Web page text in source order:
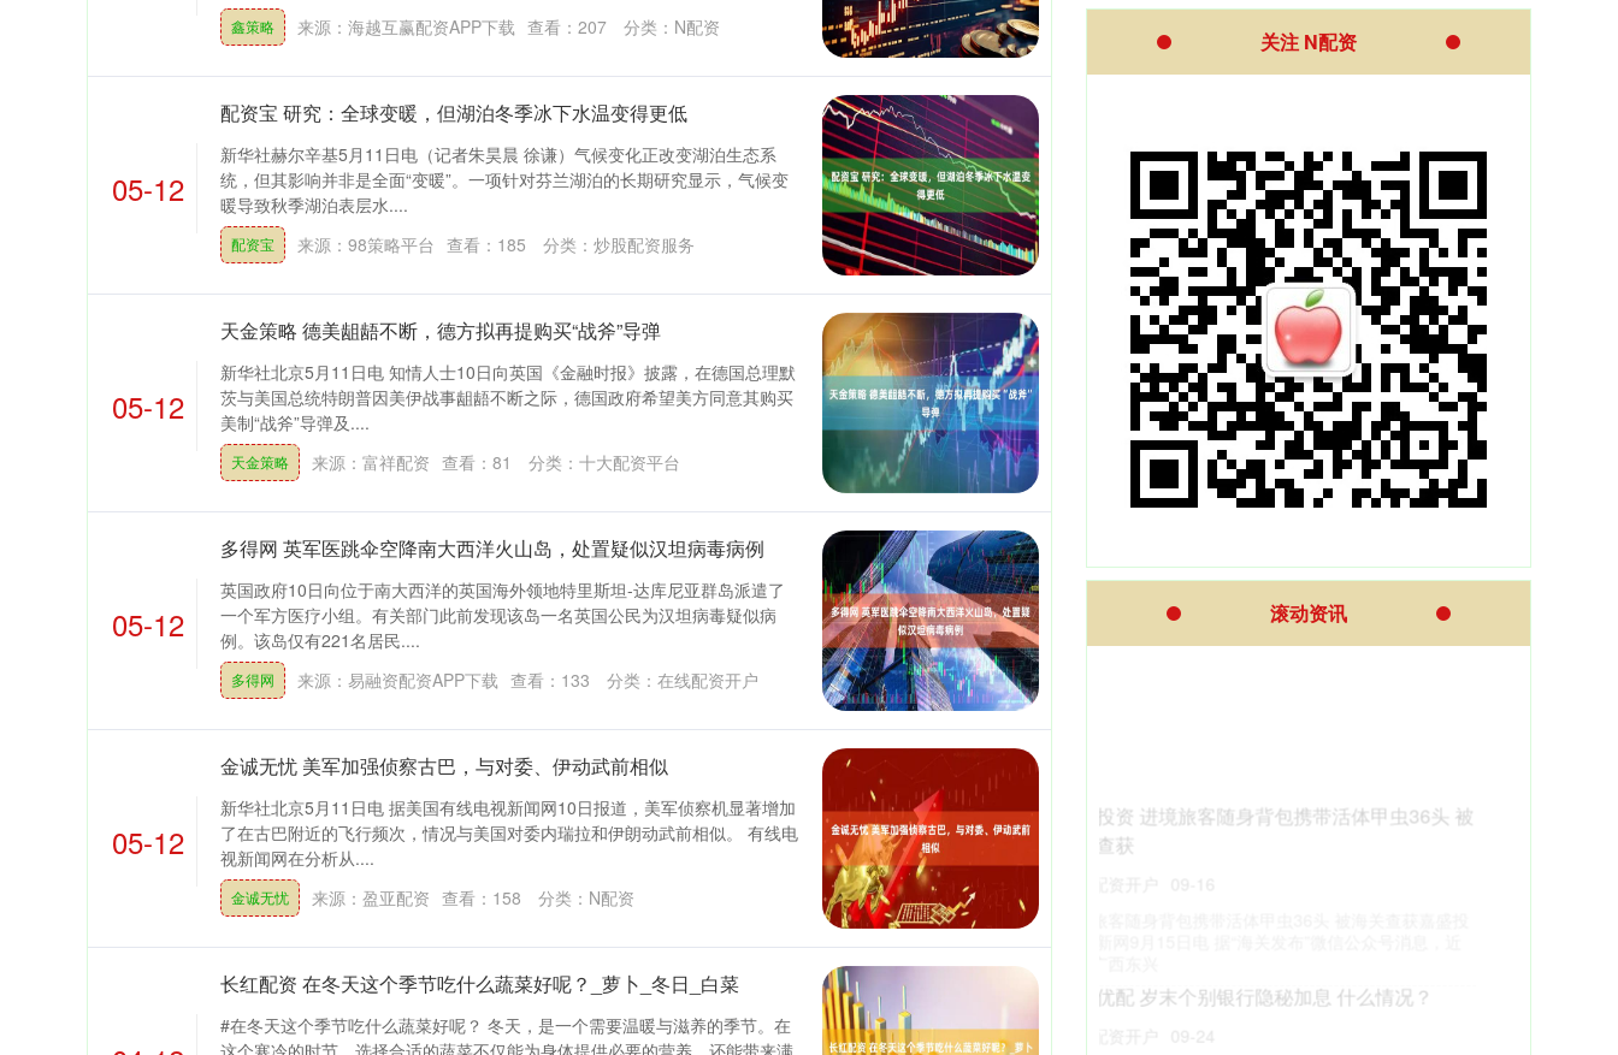
鑫策略 来源：海越互赢配资APP下载 查看： 207 分类： N配资
05-12
配资宝 研究：全球变暖，但湖泊冬季冰下水温变得更低
新华社赫尔辛基5月11日电（记者朱昊晨 徐谦）气候变化正改变湖泊生态系
统，但其影响并非是全面“变暖”。一项针对芬兰湖泊的长期研究显示，气候变
暖导致秋季湖泊表层水....
配资宝 来源：98策略平台 查看： 185 分类： 炒股配资服务
05-12
天金策略 德美龃龉不断，德方拟再提购买“战斧”导弹
新华社北京5月11日电 知情人士10日向英国《金融时报》披露，在德国总理默
茨与美国总统特朗普因美伊战事龃龉不断之际，德国政府希望美方同意其购买
美制“战斧”导弹及....
天金策略 来源：富祥配资 查看： 81 分类： 十大配资平台
05-12
多得网 英军医跳伞空降南大西洋火山岛，处置疑似汉坦病毒病例
英国政府10日向位于南大西洋的英国海外领地特里斯坦-达库尼亚群岛派遣了
一个军方医疗小组。有关部门此前发现该岛一名英国公民为汉坦病毒疑似病
例。该岛仅有221名居民....
多得网 来源：易融资配资APP下载 查看： 133 分类： 在线配资开户
05-12
金诚无忧 美军加强侦察古巴，与对委、伊动武前相似
新华社北京5月11日电 据美国有线电视新闻网10日报道，美军侦察机显著增加
了在古巴附近的飞行频次，情况与美国对委内瑞拉和伊朗动武前相似。 有线电
视新闻网在分析从....
金诚无忧 来源：盈亚配资 查看： 158 分类： N配资
长红配资 在冬天这个季节吃什么蔬菜好呢？_萝卜_冬日_白菜
#在冬天这个季节吃什么蔬菜好呢？ 冬天，是一个需要温暖与滋养的季节。在
这个寒冷的时节，选择合适的蔬菜不仅能为身体提供必要的营养，还能带来满
关注 N配资
滚动资讯
南都讯 记者陶新蕾 北京时间10月18日晚智策管家，在
2025年U17女足世界杯C组首轮比赛中，中国队5比0大
胜挪威队。
58岁的王阿姨绝经5年了，最近总感觉阴道干涩刺痛盈丰
液用，结果症状反而加